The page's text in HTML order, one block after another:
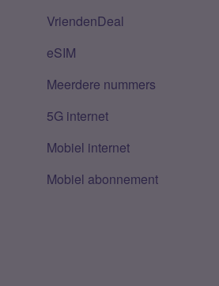
VriendenDeal
eSIM
Meerdere nummers
5G internet
Mobiel internet
Mobiel abonnement